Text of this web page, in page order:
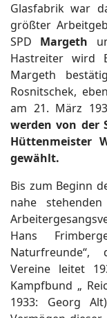
Glasfabrik war
größter
SPD Margeth
Hastreiter wird
Margeth
Rosnitschek,
am 21. März
werden von der
Hüttenmeister
gewählt.
Bis zum Beginn
nahe
Hans
Naturfreunde“,
Vereine leitet
Kampfbund „
1933: Georg